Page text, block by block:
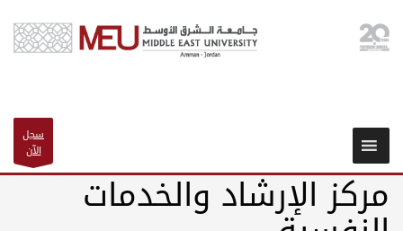
سجل
الآن
مركز الإرشاد والخدمات